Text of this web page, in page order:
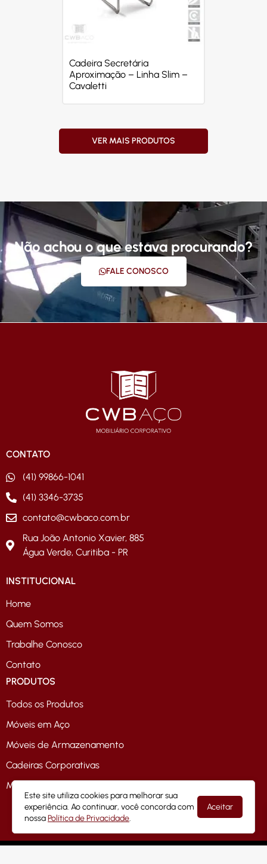
Cadeira Secretária
Aproximação – Linha Slim –
Cavaletti
VER MAIS PRODUTOS
Não achou o que estava procurando?
FALE CONOSCO
CONTATO
(41) 99866-1041
(41) 3346-3735
contato@cwbaco.com.br
Rua João Antonio Xavier, 885
Água Verde, Curitiba - PR
INSTITUCIONAL
Home
Quem Somos
Trabalhe Conosco
Contato
PRODUTOS
Todos os Produtos
Móveis em Aço
Móveis de Armazenamento
Cadeiras Corporativas
Móveis de Escritório
Este site utiliza cookies para melhorar sua
experiência. Ao continuar, você concorda com
nossaPolítica de Privacidade.
Aceitar